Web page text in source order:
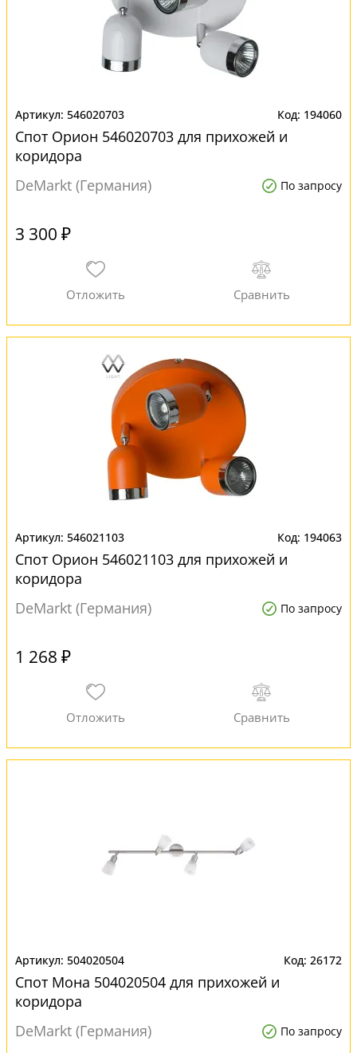
546020703 194060
Спот Орион 546020703 для прихожей и
коридора
DeMarkt (Германия)
По запросу
3 300 ₽
546021103 194063
Спот Орион 546021103 для прихожей и
коридора
DeMarkt (Германия)
По запросу
1 268 ₽
504020504 26172
Спот Мона 504020504 для прихожей и
коридора
DeMarkt (Германия)
По запросу